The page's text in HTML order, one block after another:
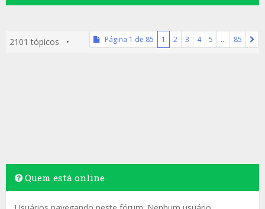
2101 tópicos • Página 1 de 85 1 2 3 4 5 … 85
Quem está online